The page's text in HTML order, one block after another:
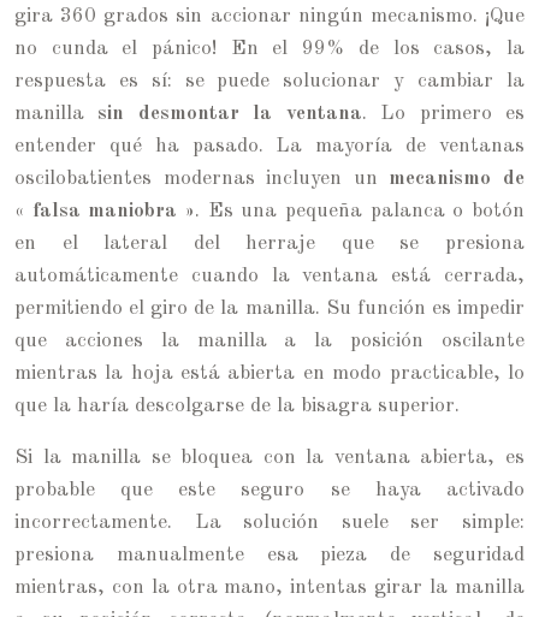
gira 360 grados sin accionar ningún mecanismo. ¡Que
no cunda el pánico! En el 99% de los casos, la
respuesta es sí: se puede solucionar y cambiar la
manilla sin desmontar la ventana. Lo primero es
entender qué ha pasado. La mayoría de ventanas
oscilobatientes modernas incluyen un mecanismo de
« falsa maniobra ». Es una pequeña palanca o botón
en el lateral del herraje que se presiona
automáticamente cuando la ventana está cerrada,
permitiendo el giro de la manilla. Su función es impedir
que acciones la manilla a la posición oscilante
mientras la hoja está abierta en modo practicable, lo
que la haría descolgarse de la bisagra superior.
Si la manilla se bloquea con la ventana abierta, es
probable que este seguro se haya activado
incorrectamente. La solución suele ser simple:
presiona manualmente esa pieza de seguridad
mientras, con la otra mano, intentas girar la manilla